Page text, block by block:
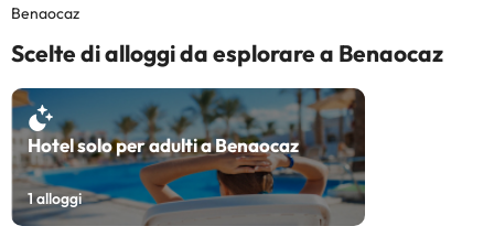
Benaocaz
Scelte di alloggi da esplorare a Benaocaz
Hotel solo per adulti a Benaocaz
1alloggi